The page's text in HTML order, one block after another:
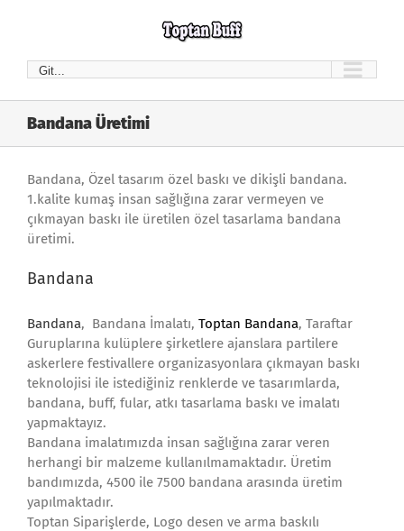
Git...
Bandana Üretimi
Bandana, Özel tasarım özel baskı ve dikişli bandana.
1.kalite kumaş insan sağlığına zarar vermeyen ve
çıkmayan baskı ile üretilen özel tasarlama bandana
üretimi.
Bandana
Bandana, Bandana İmalatı, Toptan Bandana, Taraftar
Guruplarına kulüplere şirketlere ajanslara partilere
askerlere festivallere organizasyonlara çıkmayan baskı
teknolojisi ile istediğiniz renklerde ve tasarımlarda,
bandana, buff, fular, atkı tasarlama baskı ve imalatı
yapmaktayız.
Bandana imalatımızda insan sağlığına zarar veren
herhangi bir malzeme kullanılmamaktadır. Üretim
bandımızda, 4500 ile 7500 bandana arasında üretim
yapılmaktadır.
Toptan Siparişlerde, Logo desen ve arma baskılı